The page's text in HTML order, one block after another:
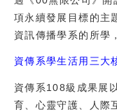
項永續發展目標的主
資訊傳播學系的所學
資傳系學生活用三大
資傳系108級成果展
育、心靈守護、人際